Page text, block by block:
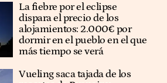
La fiebre por el eclipse
dispara el precio de los
alojamientos: 2.000€ por
dormir en el pueblo en el que
más tiempo se verá
Vueling saca tajada de los